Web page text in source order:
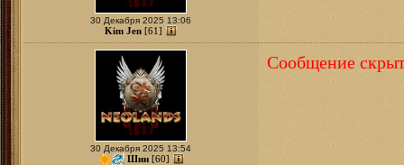
30 Декабря 2025 13:06
Kim Jen [61]
30 Декабря 2025 13:54
Шин [60]
Сообщение